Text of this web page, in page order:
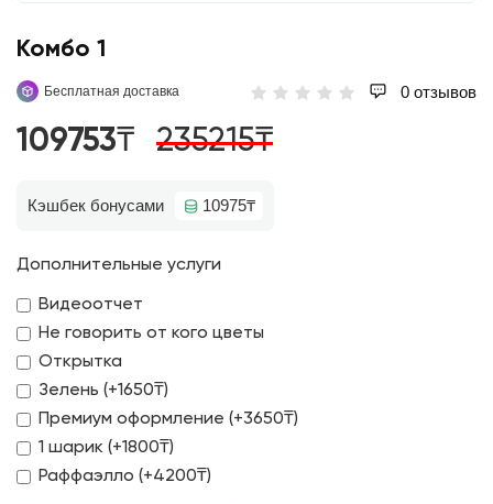
Koмбo 1
Бесплатная доставка 0 отзывов
109753₸ 235215₸
Кэшбек бонусами 10975₸
Дополнительные услуги
Видеоотчет
Не говорить от кого цветы
Открытка
Зелень (+1650₸)
Премиум оформление (+3650₸)
1 шарик (+1800₸)
Раффаэлло (+4200₸)